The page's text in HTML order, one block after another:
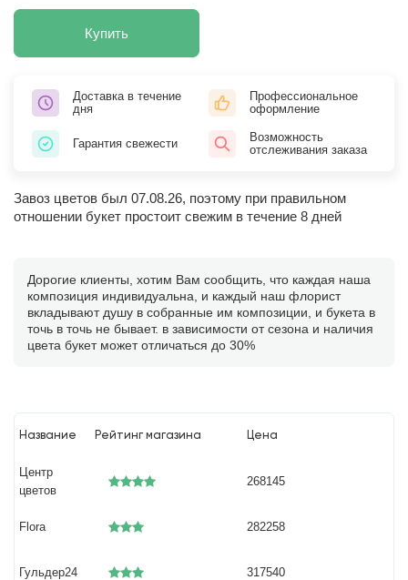
Купить
Доставка в течение
дня
Профессиональное
оформление
Гарантия свежести
Возможность
отслеживания заказа
Завоз цветов был 07.08.26, поэтому при правильном
отношении букет простоит свежим в течение 8 дней
Дорогие клиенты, хотим Вам сообщить, что каждая наша
композиция индивидуальна, и каждый наш флорист
вкладывают душу в собранные им композиции, и букета в
точь в точь не бывает. в зависимости от сезона и наличия
цвета букет может отличаться до 30%
Название Рейтинг магазина Цена
Центр
цветов
268145
Flora 282258
Гульдер24 317540